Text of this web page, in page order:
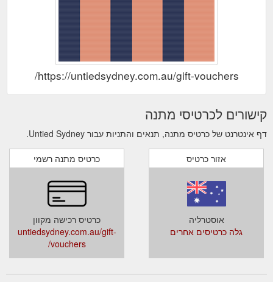
https://untiedsydney.com.au/gift-vouchers/
קישורים לכרטיסי מתנה
דף אינטרנט של כרטיס מתנה, תנאים והתניות עבור Untied Sydney.
כרטיס מתנה רשמי
כרטיס רכישה מקוון
untiedsydney.com.au/gift-
vouchers/
אזור כרטיס
אוסטרליה
גלה כרטיסים אחרים